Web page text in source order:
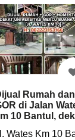
Rumah dan
di Jalan
10 Bantul,
Wates Km 10